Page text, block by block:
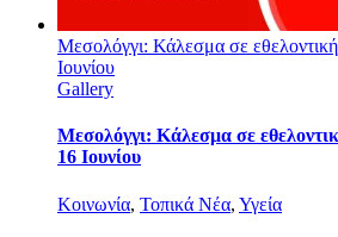
Μεσολόγγι: Κάλεσμα σε
Ιουνίου
Gallery
Μεσολόγγι: Κάλεσμα σε
16 Ιουνίου
Κοινωνία, Τοπικά Νέα, Υγεία